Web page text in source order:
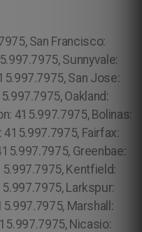
San Francisco:
Sunnyvale:
San Jose:
Oakland:
415.997.7975, Bolinas:
Fairfax:
Greenbae:
Kentfield:
Larkspur:
Marshall:
Nicasio: